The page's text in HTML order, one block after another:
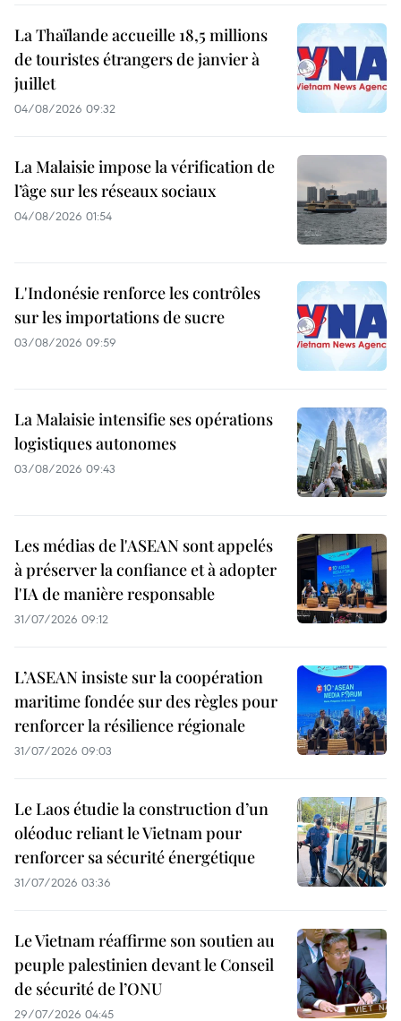
La Thaïlande accueille 18,5 millions
de touristes étrangers de janvier à
juillet
04/08/2026 09:32
La Malaisie impose la vérification de
l’âge sur les réseaux sociaux
04/08/2026 01:54
L'Indonésie renforce les contrôles
sur les importations de sucre
03/08/2026 09:59
La Malaisie intensifie ses opérations
logistiques autonomes
03/08/2026 09:43
Les médias de l'ASEAN sont appelés
à préserver la confiance et à adopter
l'IA de manière responsable
31/07/2026 09:12
L’ASEAN insiste sur la coopération
maritime fondée sur des règles pour
renforcer la résilience régionale
31/07/2026 09:03
Le Laos étudie la construction d’un
oléoduc reliant le Vietnam pour
renforcer sa sécurité énergétique
31/07/2026 03:36
Le Vietnam réaffirme son soutien au
peuple palestinien devant le Conseil
de sécurité de l’ONU
29/07/2026 04:45